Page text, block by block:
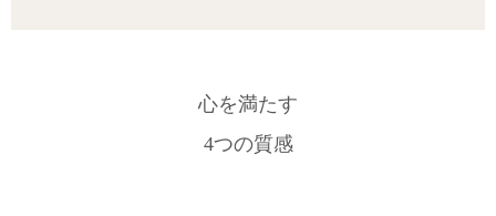
心を満たす
4つの質感